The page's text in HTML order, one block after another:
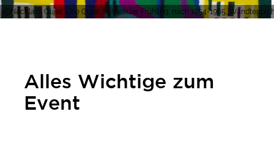
Nachlass Gujer, Lise Gujer, Schwarzer Frühling, nach 1954-1965,
Alles Wichtige zum
Event